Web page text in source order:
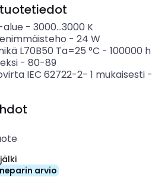
- 3000...3000 K
- 24 W
L70B50 Ta=25 °C - 100000 h
- 80-89
IEC 62722-2- 1 mukaisesti-
arvio